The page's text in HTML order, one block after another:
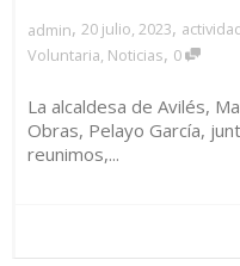
admin, 20 julio, 2023,
Voluntaria, Noticias, 0
La alcaldesa de Avilés,
Obras, Pelayo García,
reunimos,...